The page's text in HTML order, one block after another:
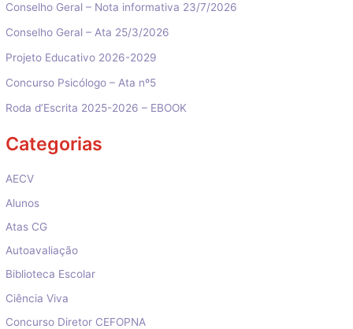
Conselho Geral – Nota informativa 23/7/2026
Conselho Geral – Ata 25/3/2026
Projeto Educativo 2026-2029
Concurso Psicólogo – Ata nº5
Roda d’Escrita 2025-2026 – EBOOK
Categorias
AECV
Alunos
Atas CG
Autoavaliação
Biblioteca Escolar
Ciência Viva
Concurso Diretor CEFOPNA